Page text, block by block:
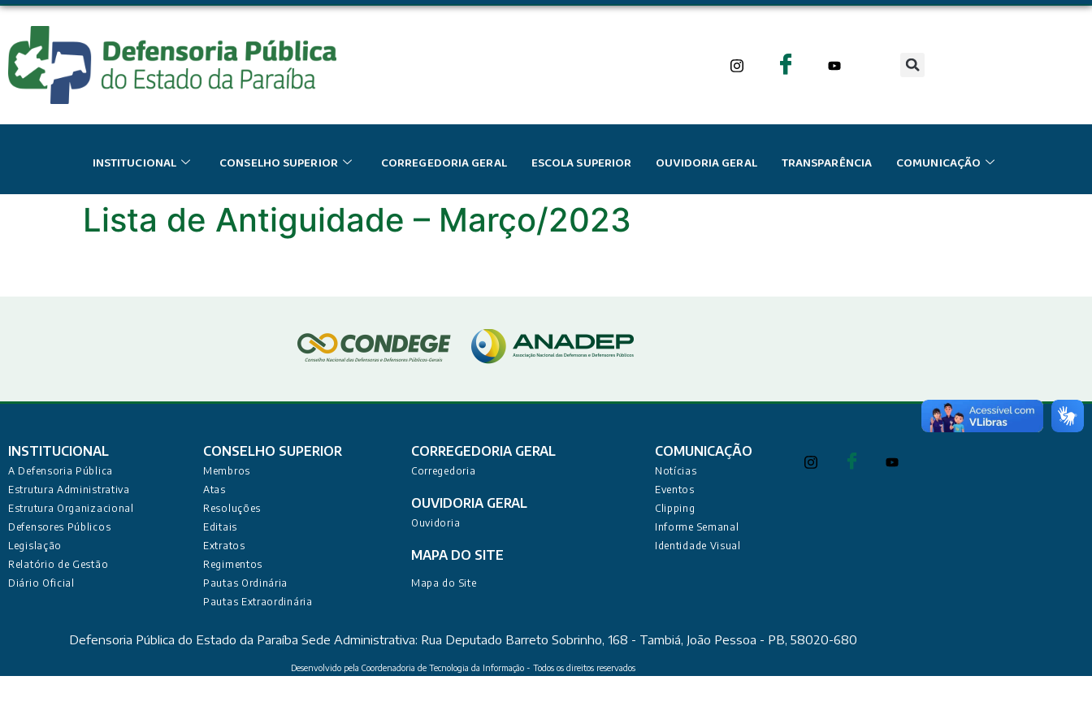
INSTITUCIONAL CONSELHO SUPERIOR CORREGEDORIA GERAL ESCOLA SUPERIOR OUVIDORIA GERAL TRANSPARÊNCIA COMUNICAÇÃO
Lista de Antiguidade – Março/2023
INSTITUCIONAL
A Defensoria Pública
Estrutura Administrativa
Estrutura Organizacional
Defensores Públicos
Legislação
Relatório de Gestão
Diário Oficial
CONSELHO SUPERIOR
Membros
Atas
Resoluções
Editais
Extratos
Regimentos
Pautas Ordinária
Pautas Extraordinária
CORREGEDORIA GERAL
Corregedoria
OUVIDORIA GERAL
Ouvidoria
MAPA DO SITE
Mapa do Site
COMUNICAÇÃO
Notícias
Eventos
Clipping
Informe Semanal
Identidade Visual
Defensoria Pública do Estado da Paraíba Sede Administrativa: Rua Deputado Barreto Sobrinho, 168 - Tambiá, João Pessoa - PB, 58020-680
Desenvolvido pela Coordenadoria de Tecnologia da Informação - Todos os direitos reservados